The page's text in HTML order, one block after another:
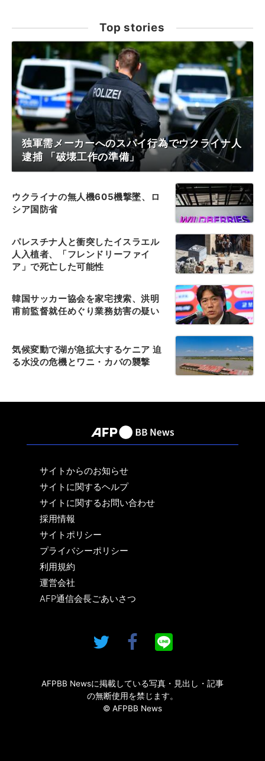
Top stories
独軍需メーカーへのスパイ行為でウクライナ人
逮捕 「破壊工作の準備」
ウクライナの無人機605機撃墜、ロ
シア国防省
パレスチナ人と衝突したイスラエル
人入植者、「フレンドリーファイ
ア」で死亡した可能性
韓国サッカー協会を家宅捜索、洪明
甫前監督就任めぐり業務妨害の疑い
気候変動で湖が急拡大するケニア 迫
る水没の危機とワニ・カバの襲撃
サイトからのお知らせ
サイトに関するヘルプ
サイトに関するお問い合わせ
採用情報
サイトポリシー
プライバシーポリシー
利用規約
運営会社
AFP通信会長ごあいさつ
AFPBB Newsに掲載している写真・見出し・記事
の無断使用を禁じます。
© AFPBB News